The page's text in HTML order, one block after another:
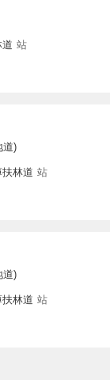
站
道)
林道 站
道)
林道 站